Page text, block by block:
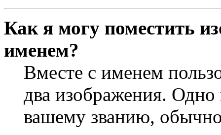
Как я могу поместить
именем?
Вместе с именем
два изображения.
вашему званию, обычно